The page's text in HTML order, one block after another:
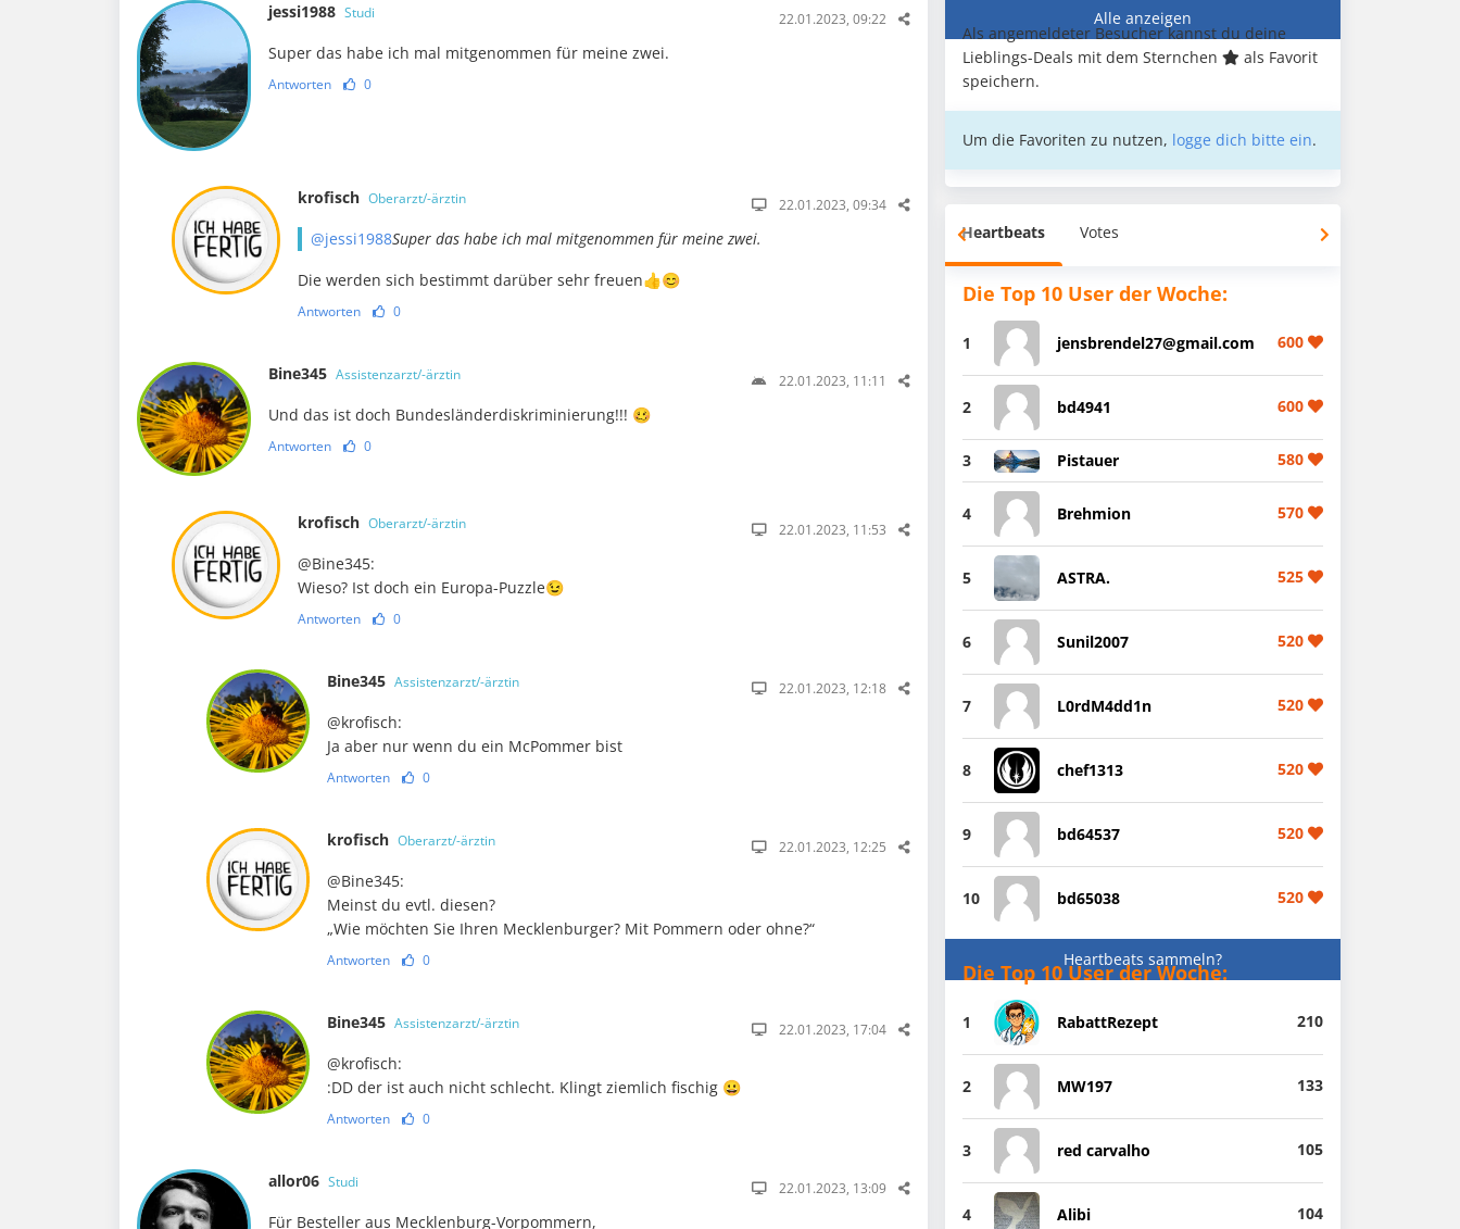
jessi1988 Studi 22.01.2023, 09:22
Super das habe ich mal mitgenommen für meine zwei.
Antworten 0
krofisch Oberarzt/-ärztin 22.01.2023, 09:34
@jessi1988Super das habe ich mal mitgenommen für meine zwei.
Die werden sich bestimmt darüber sehr freuen👍😊
Antworten 0
Bine345 Assistenzarzt/-ärztin 22.01.2023, 11:11
Und das ist doch Bundesländerdiskriminierung!!! 🥴
Antworten 0
krofisch Oberarzt/-ärztin 22.01.2023, 11:53
@Bine345:
Wieso? Ist doch ein Europa-Puzzle😉
Antworten 0
Bine345 Assistenzarzt/-ärztin 22.01.2023, 12:18
@krofisch:
Ja aber nur wenn du ein McPommer bist
Antworten 0
krofisch Oberarzt/-ärztin 22.01.2023, 12:25
@Bine345:
Meinst du evtl. diesen?
„Wie möchten Sie Ihren Mecklenburger? Mit Pommern oder ohne?“
Antworten 0
Bine345 Assistenzarzt/-ärztin 22.01.2023, 17:04
@krofisch:
:DD der ist auch nicht schlecht. Klingt ziemlich fischig 😀
Antworten 0
allor06 Studi 22.01.2023, 13:09
Für Besteller aus Mecklenburg-Vorpommern,
Alle anzeigen
Als angemeldeter Besucher kannst du deine
Lieblings-Deals mit dem Sternchen
als Favorit
speichern.
Um die Favoriten zu nutzen, logge dich bitte ein.
Heartbeats Votes
Die Top 10 User der Woche:
1 jensbrendel27@gmail.com 600
2 bd4941 600
3 Pistauer 580
4 Brehmion 570
5 ASTRA. 525
6 Sunil2007 520
7 L0rdM4dd1n 520
8 chef1313 520
9 bd64537 520
10 bd65038 520
Heartbeats sammeln?
Die Top 10 User der Woche:
1 RabattRezept 210
2 MW197 133
3 red carvalho 105
4 Alibi 104